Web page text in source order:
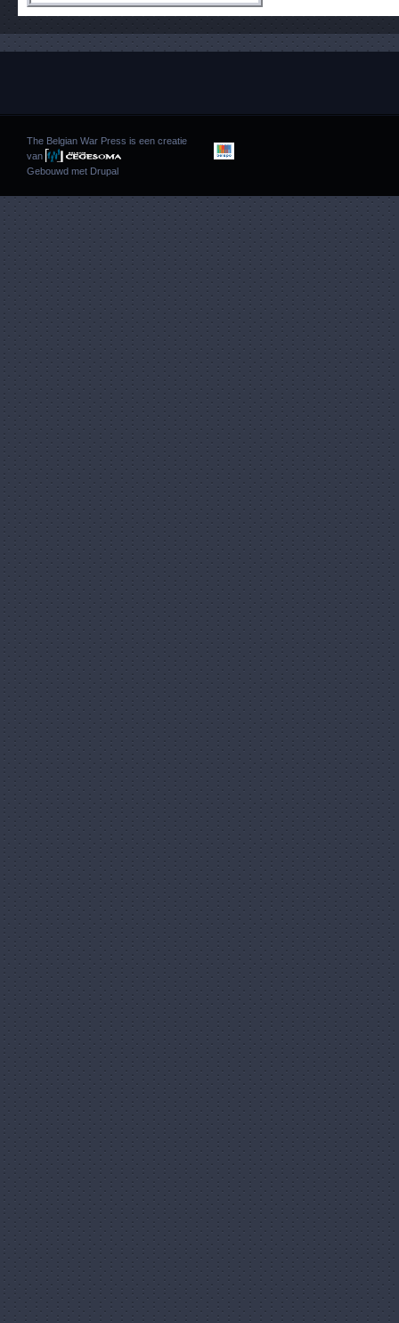
The Belgian War Press is een creatie
van
Gebouwd met Drupal